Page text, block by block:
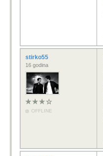
stirko55
16 godina
OFFLINE